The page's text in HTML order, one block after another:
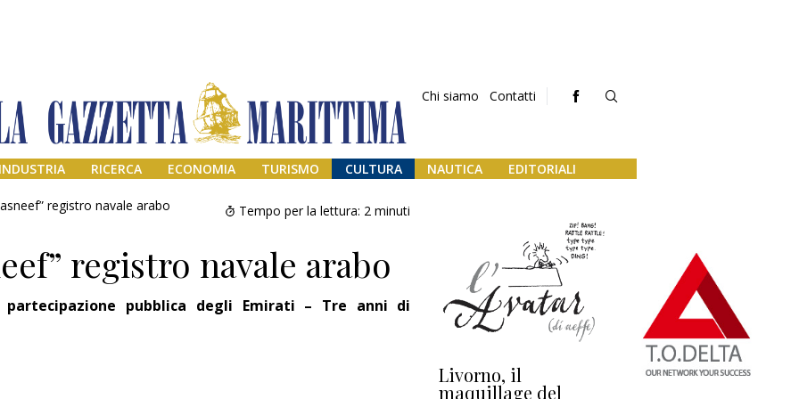
Chi siamo Contatti
INDUSTRIA RICERCA ECONOMIA TURISMO CULTURA NAUTICA EDITORIALI
registro navale arabo Tempo per la lettura: 2 minuti
registro navale arabo
pubblica degli Emirati – Tre anni di
Livorno, il
maquillage del
L’uscita di scena di